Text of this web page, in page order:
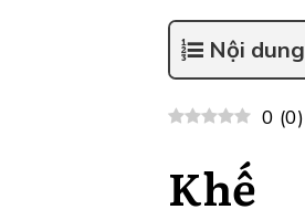
Nội dung
0 (0)
Khế